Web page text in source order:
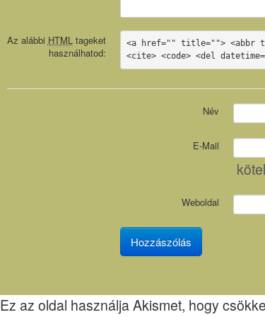
Az alábbi HTML tageket
használhatod:
<a href="" title=""> <abbr
<cite> <code> <del
Név
E-Mail
Weboldal
Ez az oldal használja Akismet, hogy